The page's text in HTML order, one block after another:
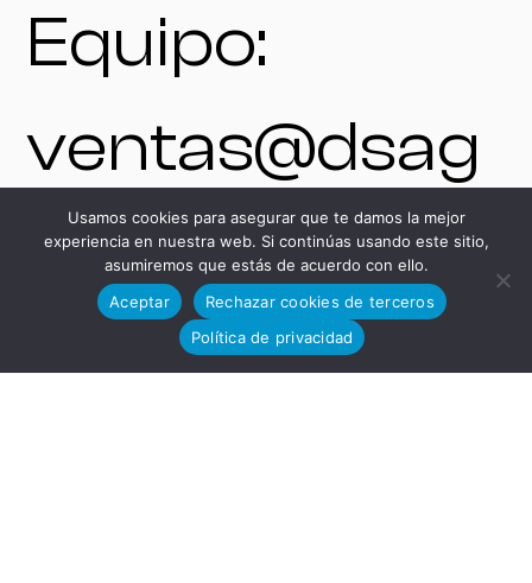
Equipo:
ventas@dsag
rupo.com
+34 625 54 37
Usamos cookies para asegurar que te damos la mejor
experiencia en nuestra web. Si continúas usando este sitio,
asumiremos que estás de acuerdo con ello.
Aceptar
Rechazar cookies de terceros
Política de privacidad